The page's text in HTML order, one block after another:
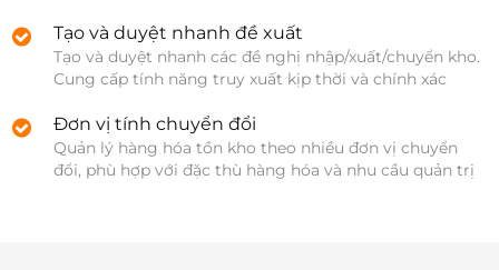
Tạo và duyệt nhanh đề xuất
Tạo và duyệt nhanh các đề nghị nhập/xuất/chuyển kho.
Cung cấp tính năng truy xuất kịp thời và chính xác
Đơn vị tính chuyển đổi
Quản lý hàng hóa tồn kho theo nhiều đơn vị chuyển
đổi, phù hợp với đặc thù hàng hóa và nhu cầu quản trị